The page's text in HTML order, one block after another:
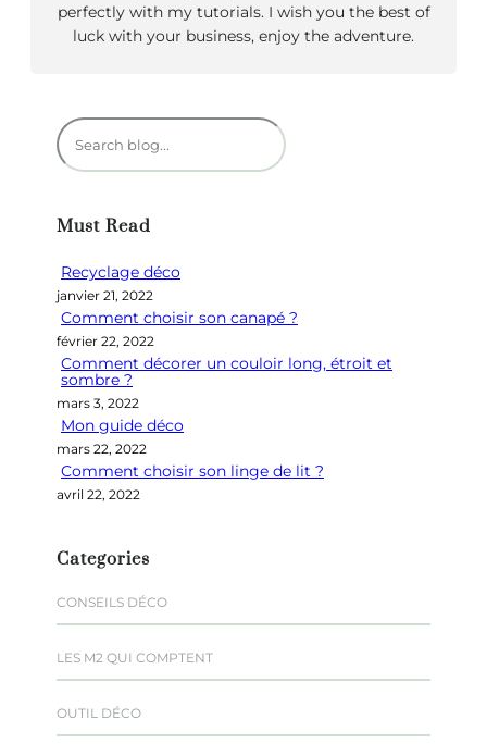
perfectly with my tutorials. I wish you the best of
luck with your business, enjoy the adventure.
R
e
e
c
h
e
Must Read
Recyclage déco
janvier 21, 2022
Comment choisir son canapé ?
février 22, 2022
Comment décorer un couloir long, étroit et
sombre ?
mars 3, 2022
Mon guide déco
mars 22, 2022
Comment choisir son linge de lit ?
avril 22, 2022
Categories
CONSEILS DÉCO
LES M2 QUI COMPTENT
OUTIL DÉCO